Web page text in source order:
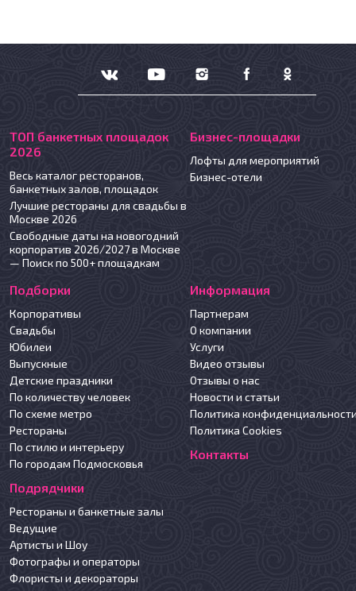
ТОП банкетных площадок
2026
Весь каталог ресторанов,
банкетных залов, площадок
Лучшие рестораны для свадьбы в
Москве 2026
Свободные даты на новогодний
корпоратив 2026/2027 в Москве
— Поиск по 500+ площадкам
Бизнес-площадки
Лофты для мероприятий
Бизнес-отели
Подборки
Корпоративы
Свадьбы
Юбилеи
Выпускные
Детские праздники
По количеству человек
По схеме метро
Рестораны
По стилю и интерьеру
По городам Подмосковья
Подрядчики
Рестораны и банкетные залы
Ведущие
Артисты и Шоу
Фотографы и операторы
Флористы и декораторы
Информация
Партнерам
О компании
Услуги
Видео отзывы
Отзывы о нас
Новости и статьи
Политика
Политика Cookies
Контакты